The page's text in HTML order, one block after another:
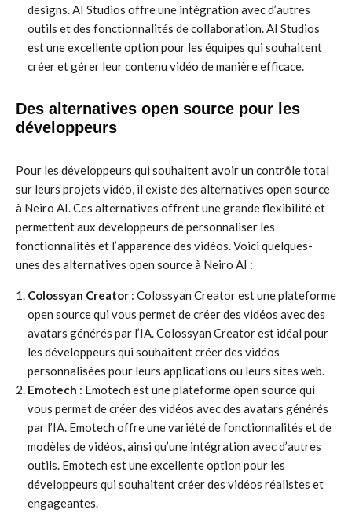
designs. AI Studios offre une intégration avec d’autres
outils et des fonctionnalités de collaboration. AI Studios
est une excellente option pour les équipes qui souhaitent
créer et gérer leur contenu vidéo de manière efficace.
Des alternatives open source pour les
développeurs
Pour les développeurs qui souhaitent avoir un contrôle total
sur leurs projets vidéo, il existe des alternatives open source
à Neiro AI. Ces alternatives offrent une grande flexibilité et
permettent aux développeurs de personnaliser les
fonctionnalités et l’apparence des vidéos. Voici quelques-
unes des alternatives open source à Neiro AI :
Colossyan Creator : Colossyan Creator est une plateforme
open source qui vous permet de créer des vidéos avec des
avatars générés par l’IA. Colossyan Creator est idéal pour
les développeurs qui souhaitent créer des vidéos
personnalisées pour leurs applications ou leurs sites web.
Emotech : Emotech est une plateforme open source qui
vous permet de créer des vidéos avec des avatars générés
par l’IA. Emotech offre une variété de fonctionnalités et de
modèles de vidéos, ainsi qu’une intégration avec d’autres
outils. Emotech est une excellente option pour les
développeurs qui souhaitent créer des vidéos réalistes et
engageantes.